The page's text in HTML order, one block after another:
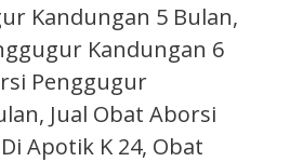
Kandungan 5 Bulan,
Kandungan 6
Penggugur
Jual Obat Aborsi
Apotik K 24, Obat